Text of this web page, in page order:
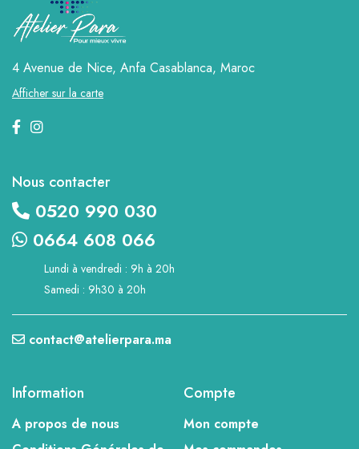
4 Avenue de Nice, Anfa Casablanca, Maroc
Afficher sur la carte
Nous contacter
0520 990 030
0664 608 066
Lundi à vendredi : 9h à 20h
Samedi : 9h30 à 20h
contact@atelierpara.ma
Information
A propos de nous
Compte
Mon compte